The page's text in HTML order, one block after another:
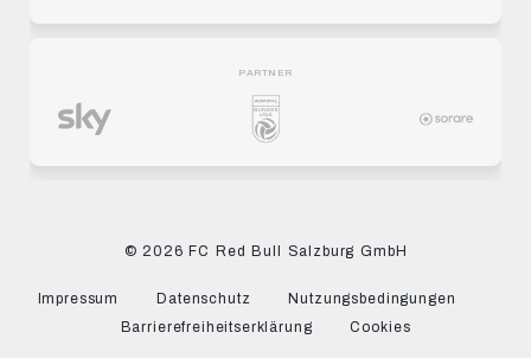
PARTNER
© 2026 FC Red Bull Salzburg GmbH
Impressum Datenschutz
Nutzungsbedingungen
Barrierefreiheitserklärung
Cookies